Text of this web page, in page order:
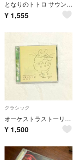
となりのトトロ サウンドトラック集 久石譲 宮崎駿 トトロ CD ジブリ
¥ 1,555
クラシック
オーケストラストーリーズ 「となりのトトロ」
¥ 1,500